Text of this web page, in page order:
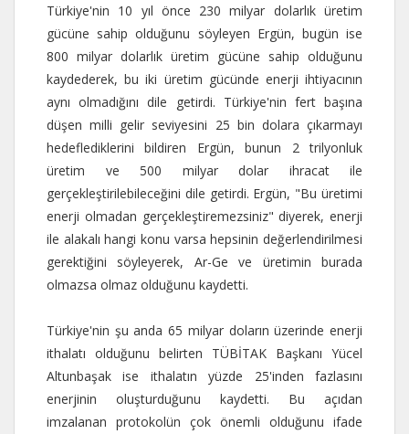
Türkiye'nin 10 yıl önce 230 milyar dolarlık üretim
gücüne sahip olduğunu söyleyen Ergün, bugün ise
800 milyar dolarlık üretim gücüne sahip olduğunu
kaydederek, bu iki üretim gücünde enerji ihtiyacının
aynı olmadığını dile getirdi. Türkiye'nin fert başına
düşen milli gelir seviyesini 25 bin dolara çıkarmayı
hedeflediklerini bildiren Ergün, bunun 2 trilyonluk
üretim ve 500 milyar dolar ihracat ile
gerçekleştirilebileceğini dile getirdi. Ergün, "Bu üretimi
enerji olmadan gerçekleştiremezsiniz" diyerek, enerji
ile alakalı hangi konu varsa hepsinin değerlendirilmesi
gerektiğini söyleyerek, Ar-Ge ve üretimin burada
olmazsa olmaz olduğunu kaydetti.
Türkiye'nin şu anda 65 milyar doların üzerinde enerji
ithalatı olduğunu belirten TÜBİTAK Başkanı Yücel
Altunbaşak ise ithalatın yüzde 25'inden fazlasını
enerjinin oluşturduğunu kaydetti. Bu açıdan
imzalanan protokolün çok önemli olduğunu ifade